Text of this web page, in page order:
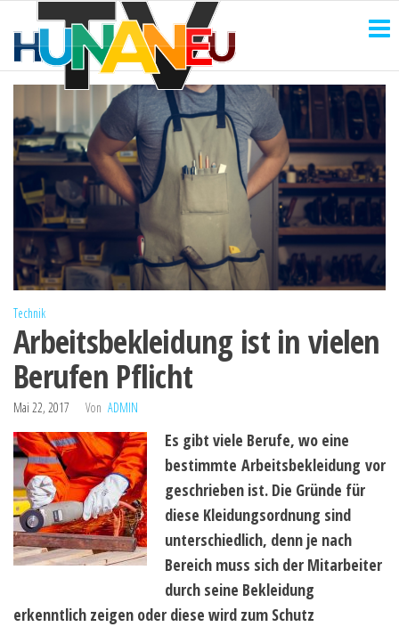
Inhalt
springen
Technik
Arbeitsbekleidung ist in vielen
Berufen Pflicht
Mai 22, 2017 Von ADMIN
Es gibt viele Berufe, wo eine
bestimmte Arbeitsbekleidung vor
geschrieben ist. Die Gründe für
diese Kleidungsordnung sind
unterschiedlich, denn je nach
Bereich muss sich der Mitarbeiter
durch seine Bekleidung
erkenntlich zeigen oder diese wird zum Schutz